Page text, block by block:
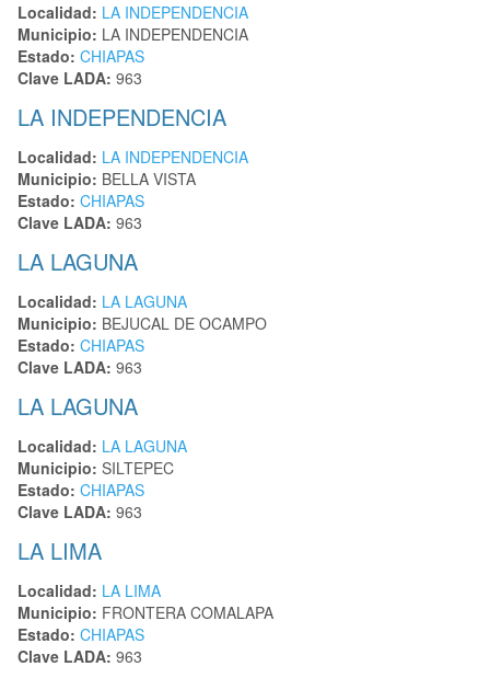
Localidad: LA INDEPENDENCIA
Municipio: LA INDEPENDENCIA
Estado: CHIAPAS
Clave LADA: 963
LA INDEPENDENCIA
Localidad: LA INDEPENDENCIA
Municipio: BELLA VISTA
Estado: CHIAPAS
Clave LADA: 963
LA LAGUNA
Localidad: LA LAGUNA
Municipio: BEJUCAL DE OCAMPO
Estado: CHIAPAS
Clave LADA: 963
LA LAGUNA
Localidad: LA LAGUNA
Municipio: SILTEPEC
Estado: CHIAPAS
Clave LADA: 963
LA LIMA
Localidad: LA LIMA
Municipio: FRONTERA COMALAPA
Estado: CHIAPAS
Clave LADA: 963